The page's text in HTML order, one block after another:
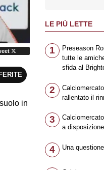
in
LE PIÙ LETTE
1
Preseason
tutte le
sfida al
2
rallentato il
3
a
4 Una